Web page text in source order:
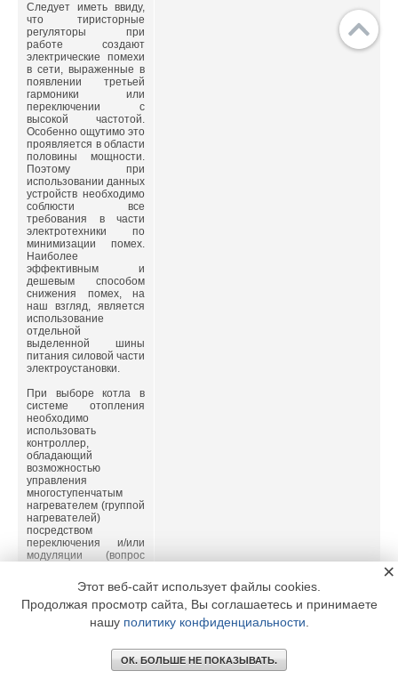
Следует иметь ввиду,
что тиристорные
регуляторы при
работе создают
электрические помехи
в сети, выраженные в
появлении третьей
гармоники или
переключении с
высокой частотой.
Особенно ощутимо это
проявляется в области
половины мощности.
Поэтому при
использовании данных
устройств необходимо
соблюсти все
требования в части
электротехники по
минимизации помех.
Наиболее
эффективным и
дешевым способом
снижения помех, на
наш взгляд, является
использование
отдельной
выделенной шины
питания силовой части
электроустановки.
При выборе котла в
системе отопления
необходимо
использовать
контроллер,
обладающий
возможностью
управления
многоступенчатым
нагревателем (группой
нагревателей)
посредством
переключения и/или
модуляции (вопрос
контроллера более
подробно рассмотрим
ниже).
Погодозависимое
заключается в
адаптации текущих
Этот веб-сайт использует файлы cookies.
Продолжая просмотр сайта, Вы соглашаетесь и принимаете
нашу политику конфиденциальности
ОК. БОЛЬШЕ НЕ ПОКАЗЫВАТЬ.
×